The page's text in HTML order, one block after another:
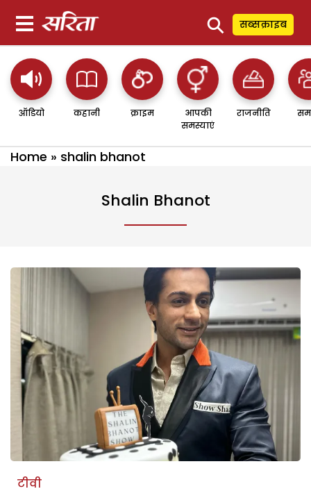
⚲ सब्सक्राइब
ऑडियो कहानी क्राइम
आपकी
समस्याएं
राजनीति
Home » shalin bhanot
Shalin Bhanot
टीवी